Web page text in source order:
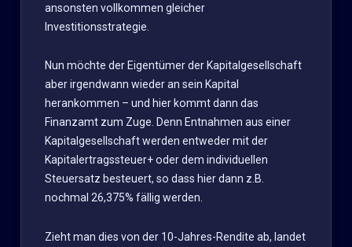
ansonsten vollkommen gleicher
Investitionsstrategie.
Nun möchte der Eigentümer der Kapitalgesellschaft
aber irgendwann wieder an sein Kapital
herankommen – und hier kommt dann das
Finanzamt zum Zuge. Denn Entnahmen aus einer
Kapitalgesellschaft werden entweder mit der
Kapitalertragssteuer+ oder dem individuellen
Steuersatz besteuert, so dass hier dann z.B.
nochmal 26,375% fällig werden.
Zieht man dies von der 10-Jahres-Rendite ab, landet